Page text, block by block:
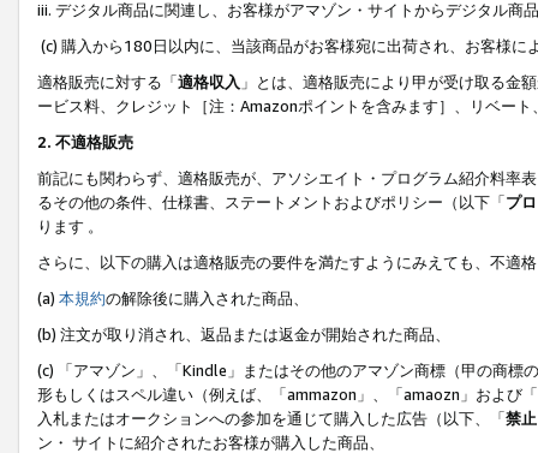
iii. デジタル商品に関連し、お客様がアマゾン・サイトからデジタル
(c) 購入から180日以内に、当該商品がお客様宛に出荷され、お客様
適格販売に対する「適格収入 」とは、適格販売により甲が受け取る金
ービス料、クレジット［注：Amazonポイントを含みます］、リベー
2. 不適格販売
前記にも関わらず、適格販売が、アソシエイト・プログラム紹介料率
るその他の条件、仕様書、ステートメントおよびポリシー（以下「プ
ります 。
さらに、以下の購入は適格販売の要件を満たすようにみえても、不適
(a) 本規約の解除後に購入された商品、
(b) 注文が取り消され、返品または返金が開始された商品、
(c) 「アマゾン」、「Kindle」またはその他のアマゾン商標（甲の商
形もしくはスペル違い（例えば、「ammazon」、「amaozn」および
入札またはオークションへの参加を通じて購入した広告（以下、「禁
ン・ サイトに紹介されたお客様が購入した商品、